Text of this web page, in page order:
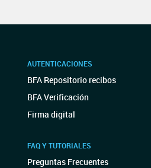
AUTENTICACIONES
BFA Repositorio recibos
BFA Verificación
Firma digital
FAQ Y TUTORIALES
Preguntas Frecuentes